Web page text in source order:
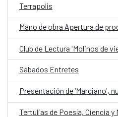
Terrapolis
Club de Lectura 'Molinos de
Sábados Entretes
Tertulias de Poesía, Ciencia y